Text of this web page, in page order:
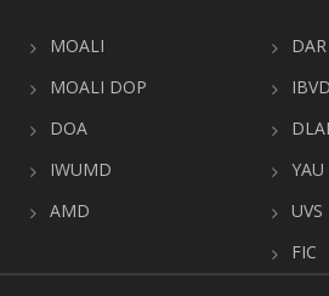
MOALI
MOALI DOP
DOA
IWUMD
AMD
DAR
IBVD
YAU
UVS
FIC